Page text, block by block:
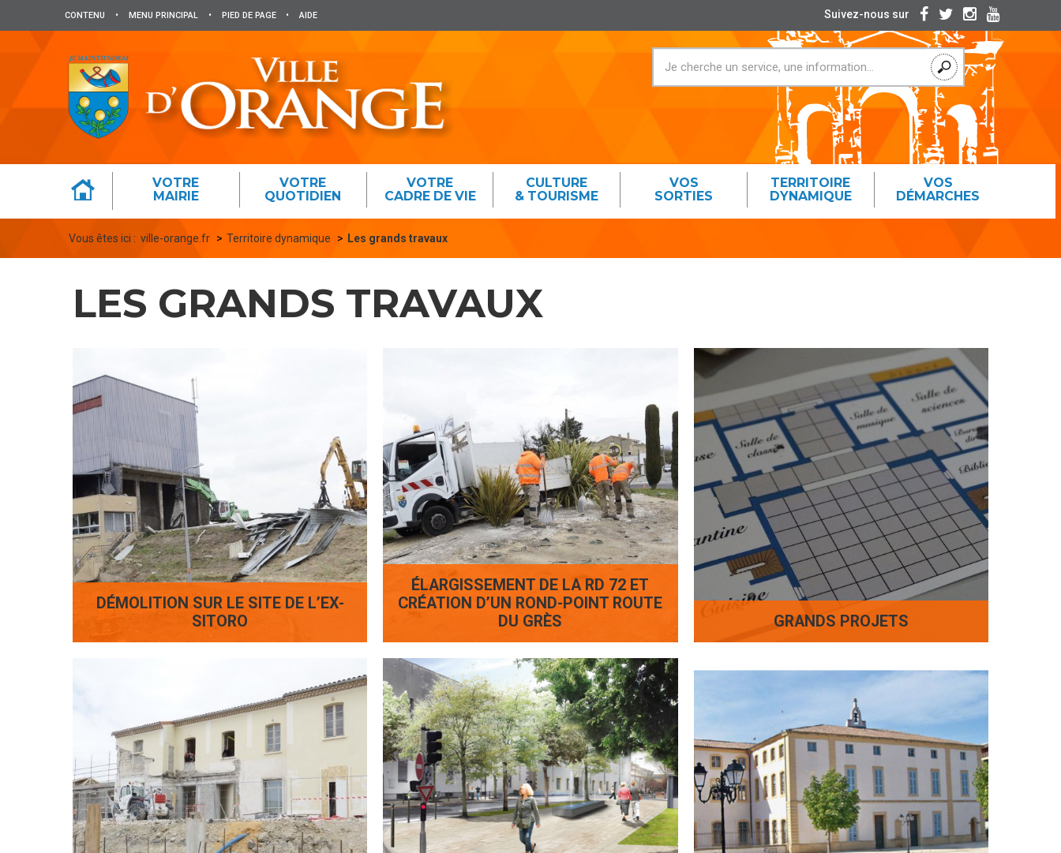
CONTENU • MENU PRINCIPAL • PIED DE PAGE • AIDE
VOTRE
MAIRIE
VOTRE
QUOTIDIEN
VOTRE
CADRE DE VIE
CULTURE
& TOURISME
VOS
SORTIES
TERRITOIRE
DYNAMIQUE
VOS
DÉMARCHES
Suivez-nous sur
Vous êtes ici : ville-orange.fr Territoire dynamique Les grands travaux
LES GRANDS TRAVAUX
DÉMOLITION SUR LE SITE DE L’EX-
SITORO
ÉLARGISSEMENT DE LA RD 72 ET
CRÉATION D’UN ROND-POINT ROUTE
DU GRÈS
GRANDS PROJETS